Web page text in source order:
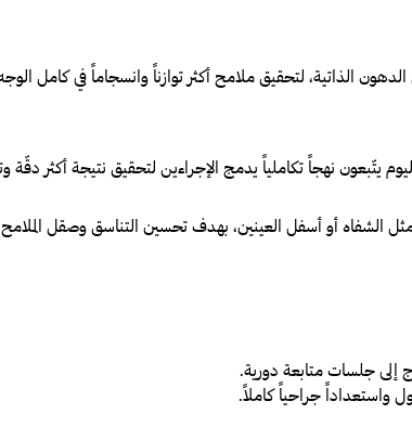
الذاتية، لتحقيق ملامح أكثر توازناً وانسجاماً في كامل
يتّبعون نهجاً تكاملياً يدمج الإجراءين لتحقيق نتيجة أكثر دقّة
الشفاه أو أسفل العينين، بهدف تحسين التناسق وصقل الملامح